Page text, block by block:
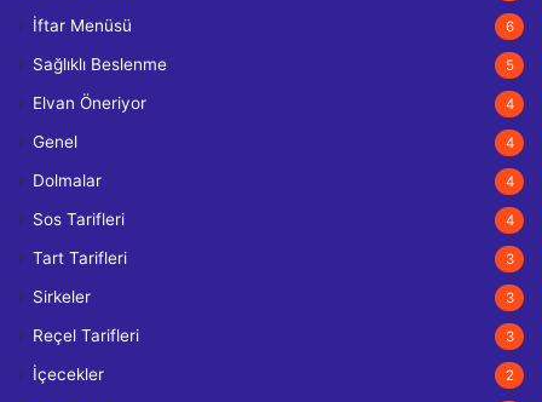
İftar Menüsü 6
Sağlıklı Beslenme 5
Elvan Öneriyor 4
Genel 4
Dolmalar 4
Sos Tarifleri 4
Tart Tarifleri 3
Sirkeler 3
Reçel Tarifleri 3
İçecekler 2